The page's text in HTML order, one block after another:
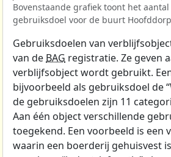
Bovenstaande grafiek toont het
gebruiksdoel voor de buurt
Gebruiksdoelen van
van de BAG registratie. Ze geven
verblijfsobject wordt gebruikt.
bijvoorbeeld als gebruiksdoel de
de gebruiksdoelen zijn 11
Aan één object verschillende
toegekend. Een voorbeeld is een
waarin een boerderij gehuisvest